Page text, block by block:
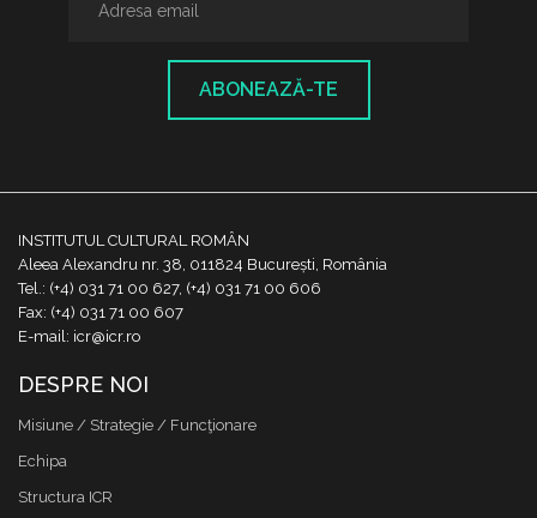
ABONEAZĂ-TE
INSTITUTUL CULTURAL ROMÂN
Aleea Alexandru nr. 38, 011824 București, România
Tel.: (+4) 031 71 00 627, (+4) 031 71 00 606
Fax: (+4) 031 71 00 607
E-mail: icr@icr.ro
DESPRE NOI
Misiune / Strategie / Funcţionare
Echipa
Structura ICR